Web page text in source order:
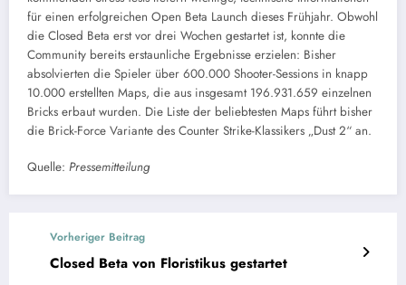
für einen erfolgreichen Open Beta Launch dieses Frühjahr. Obwohl
die Closed Beta erst vor drei Wochen gestartet ist, konnte die
Community bereits erstaunliche Ergebnisse erzielen: Bisher
absolvierten die Spieler über 600.000 Shooter-Sessions in knapp
10.000 erstellten Maps, die aus insgesamt 196.931.659 einzelnen
Bricks erbaut wurden. Die Liste der beliebtesten Maps führt bisher
die Brick-Force Variante des Counter Strike-Klassikers „Dust 2“ an.
Quelle: Pressemitteilung
Vorheriger Beitrag
Closed Beta von Floristikus gestartet